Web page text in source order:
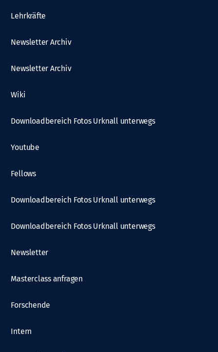
Lehrkräfte
Newsletter Archiv
Newsletter Archiv
Wiki
Downloadbereich Fotos Urknall unterwegs
Youtube
Fellows
Downloadbereich Fotos Urknall unterwegs
Downloadbereich Fotos Urknall unterwegs
Newsletter
Masterclass anfragen
Forschende
Intern